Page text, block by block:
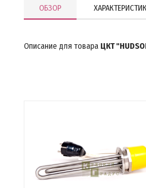
ОБЗОР
Описание для товара ЦКТ